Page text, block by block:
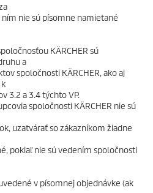
nie sú písomne namietané
KÄRCHER sú
a
spoločnosti KÄRCHER, ako aj
3.2 a 3.4 týchto VP.
spoločnosti KÄRCHER nie sú
uzatvárať so zákazníkom žiadne
pokiaľ nie sú vedením spoločnosti
v písomnej objednávke (ak